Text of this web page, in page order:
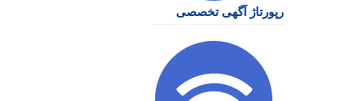
رپورتاژ آگهی تخصصی